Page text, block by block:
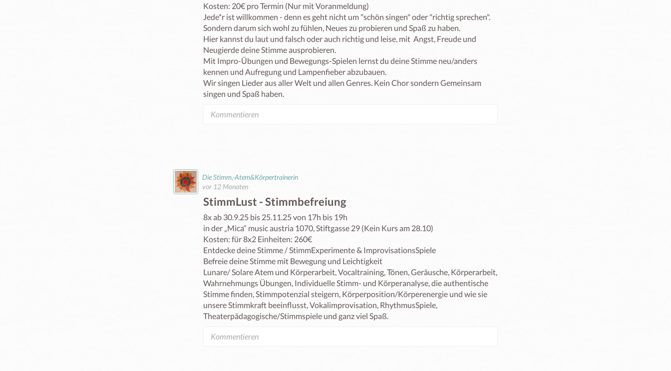
Kosten: 20€ pro Termin (Nur mit Voranmeldung)
Jede*r ist willkommen - denn es geht nicht um "schön singen" oder "richtig sprechen".
Sondern darum sich wohl zu fühlen, Neues zu probieren und Spaß zu haben.
Hier kannst du laut und falsch oder auch richtig und leise, mit  Angst, Freude und
Neugierde deine Stimme ausprobieren.
Mit Impro-Übungen und Bewegungs-Spielen lernst du deine Stimme neu/anders
kennen und Aufregung und Lampenfieber abzubauen.
Wir singen Lieder aus aller Welt und allen Genres. Kein Chor sondern Gemeinsam
singen und Spaß haben.
Die Stimm,-Atem&Körpertrainerin
vor 12 Monaten
StimmLust - Stimmbefreiung
8x ab 30.9.25 bis 25.11.25 von 17h bis 19h
in der „Mica“ music austria 1070, Stiftgasse 29 (Kein Kurs am 28.10)
Kosten: für 8x2 Einheiten: 260€
Entdecke deine Stimme / StimmExperimente & ImprovisationsSpiele
Befreie deine Stimme mit Bewegung und Leichtigkeit
Lunare/ Solare Atem und Körperarbeit, Vocaltraining, Tönen, Geräusche, Körperarbeit,
Wahrnehmungs Übungen, Individuelle Stimm- und Körperanalyse, die authentische
Stimme finden, Stimmpotenzial steigern, Körperposition/Körperenergie und wie sie
unsere Stimmkraft beeinflusst, Vokalimprovisation, RhythmusSpiele,
Theaterpädagogische/Stimmspiele und ganz viel Spaß.